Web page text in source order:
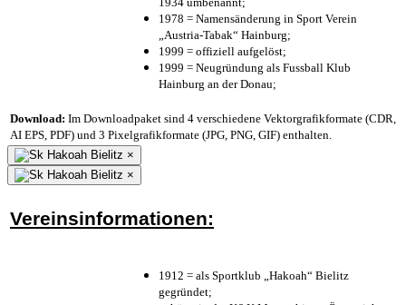
1978 = Namensänderung in Sport Verein
„Austria-Tabak“ Hainburg;
1999 = offiziell aufgelöst;
1999 = Neugründung als Fussball Klub
Hainburg an der Donau;
Download: Im Downloadpaket sind 4 verschiedene Vektorgrafikformate (CDR,
AI EPS, PDF) und 3 Pixelgrafikformate (JPG, PNG, GIF) enthalten.
×
×
Vereinsinformationen:
1912 = als Sportklub „Hakoah“ Bielitz
gegründet;